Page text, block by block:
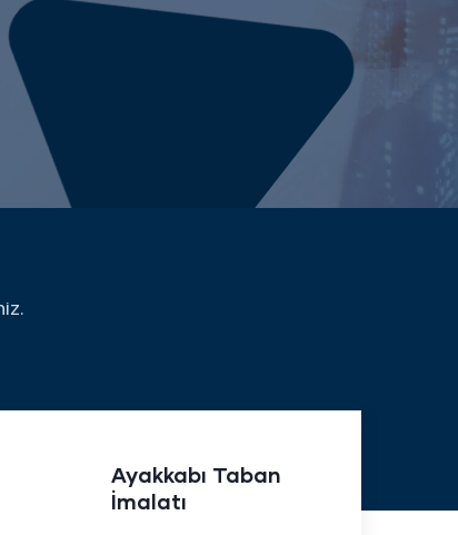
Ayakkabı Taban
İmalatı